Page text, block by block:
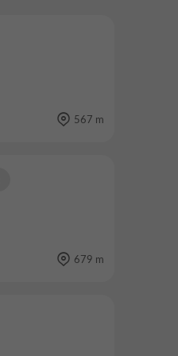
567 m
679 m